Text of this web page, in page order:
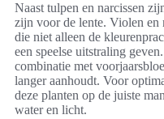
Naast tulpen en narcissen
zijn voor de lente. Violen en
die niet alleen de
een speelse uitstraling
combinatie met
langer aanhoudt. Voor
deze planten op de juiste
water en licht.